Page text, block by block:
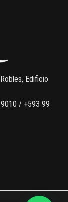
Edificio
/ +593 99